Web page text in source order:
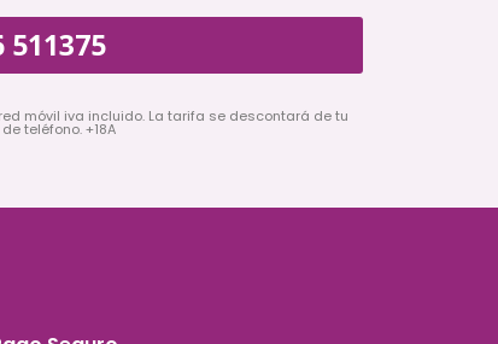
511375
móvil iva incluido. La tarifa se descontará de tu
teléfono. +18A